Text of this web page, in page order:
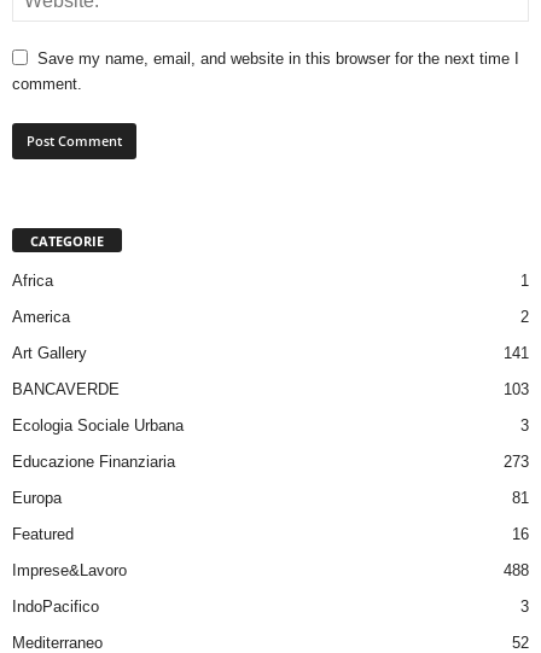
Save my name, email, and website in this browser for the next time I
comment.
CATEGORIE
Africa
1
America
2
Art Gallery
141
BANCAVERDE
103
Ecologia Sociale Urbana
3
Educazione Finanziaria
273
Europa
81
Featured
16
Imprese&Lavoro
488
IndoPacifico
3
Mediterraneo
52